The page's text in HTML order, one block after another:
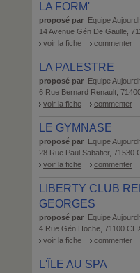
LA FORM'
proposé par Equipe
14 Avenue Gén De Gaulle,
voir la fiche
commenter
LA PALESTRE
proposé par Equipe
6 Rue Bernard Renault,
voir la fiche
commenter
LE GYMNASE
proposé par Equipe
28 Rue Paul Sabatier, 71530
voir la fiche
commenter
LIBERTY CLUB
GEORGES
proposé par Equipe
4 Rue Gén Hoche, 71100
voir la fiche
commenter
L'ÎLE AU SPA